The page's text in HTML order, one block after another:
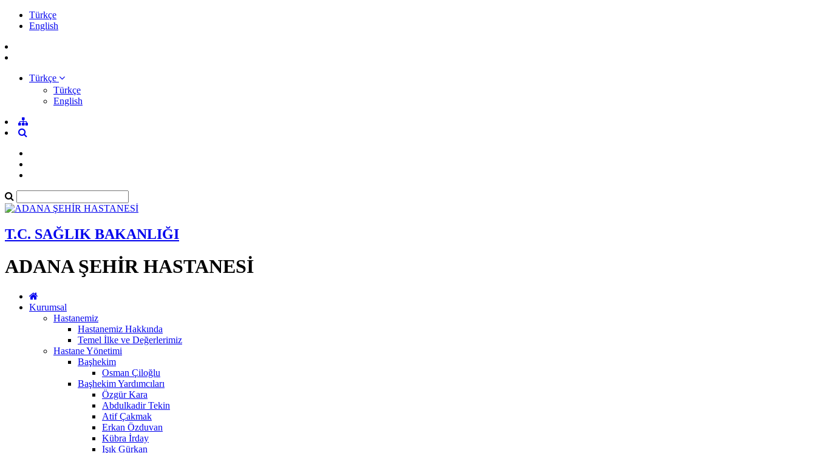
Türkçe
English
Türkçe
Türkçe
English
T.C. SAĞLIK BAKANLIĞI
ADANA ŞEHİR HASTANESİ
Kurumsal
Hastanemiz
Hastanemiz Hakkında
Temel İlke ve Değerlerimiz
Hastane Yönetimi
Başhekim
Osman Çiloğlu
Başhekim Yardımcıları
Özgür Kara
Abdulkadir Tekin
Atif Çakmak
Erkan Özduvan
Kübra İrday
Işık Gürkan